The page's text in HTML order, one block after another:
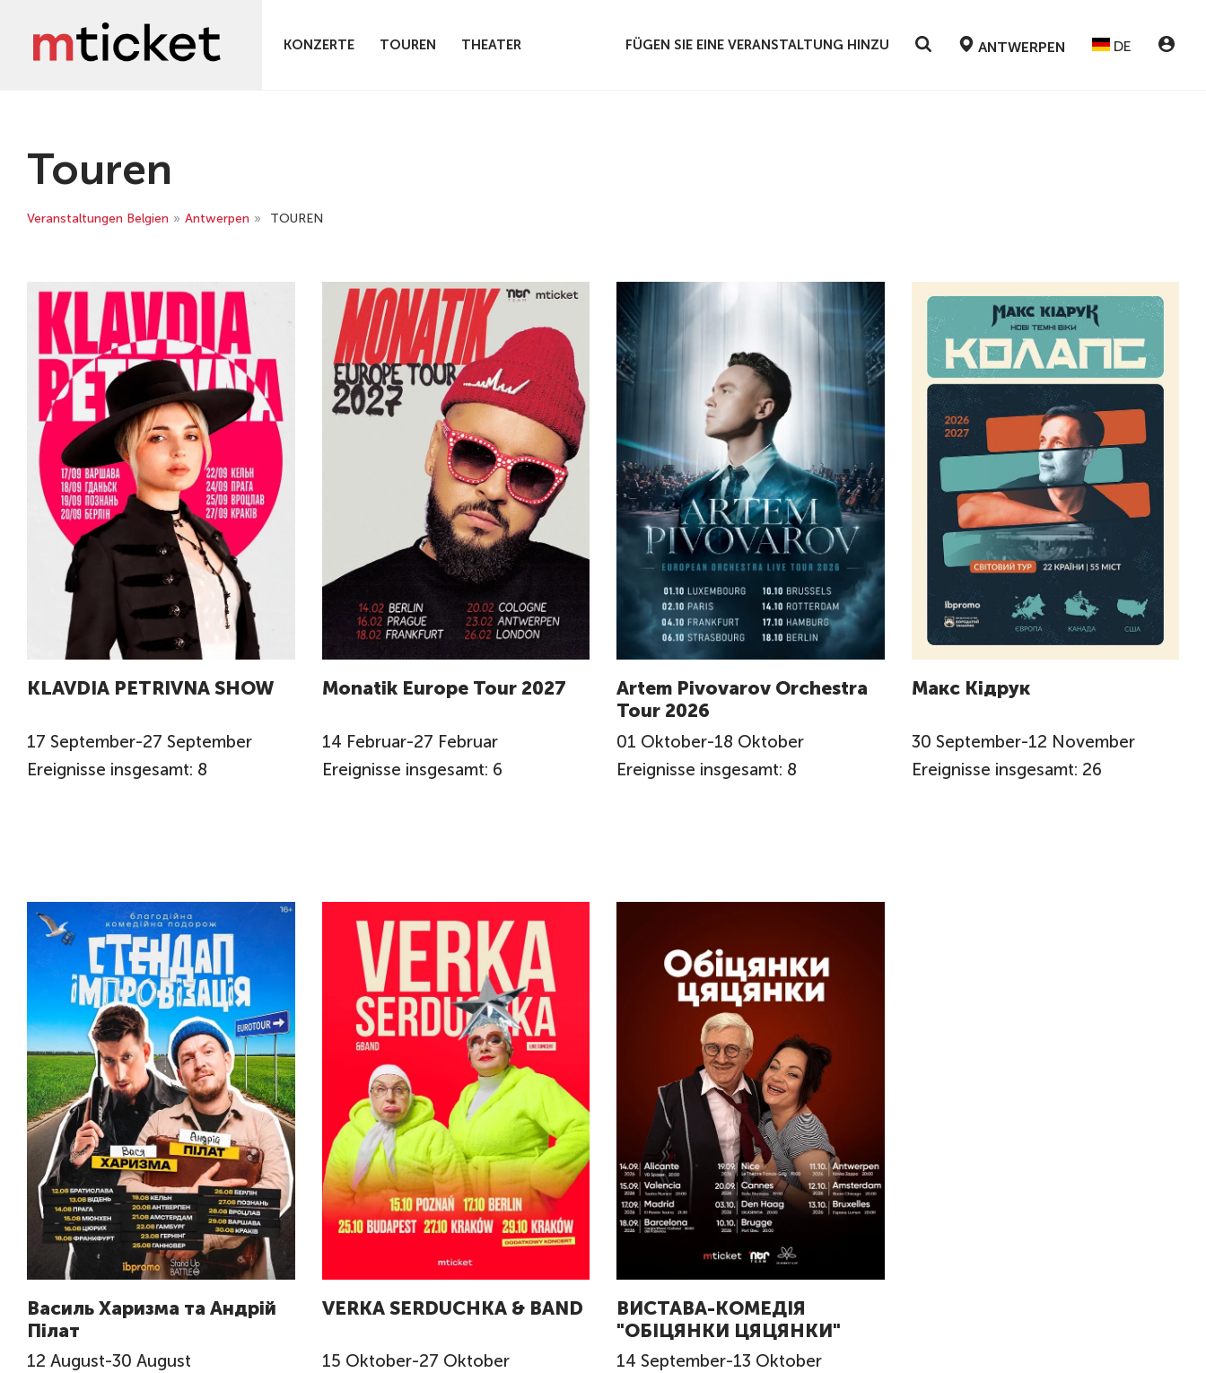
KONZERTE TOUREN THEATER FÜGEN SIE EINE VERANSTALTUNG HINZU ANTWERPEN DE
Touren
Veranstaltungen Belgien » Antwerpen » TOUREN
KLAVDIA PETRIVNA SHOW
17 September-27 September
Ereignisse insgesamt: 8
Monatik Europe Tour 2027
14 Februar-27 Februar
Ereignisse insgesamt: 6
Artem Pivovarov Orchestra
Tour 2026
01 Oktober-18 Oktober
Ereignisse insgesamt: 8
Макс Кідрук
30 September-12 November
Ereignisse insgesamt: 26
Василь Харизма та Андрій
Пілат
12 August-30 August
VERKA SERDUCHKA & BAND
15 Oktober-27 Oktober
ВИСТАВА-КОМЕДІЯ
"ОБІЦЯНКИ ЦЯЦЯНКИ"
14 September-13 Oktober